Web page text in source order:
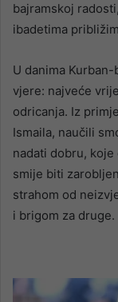
bajramskoj
ibadetima
U danima
vjere: najveće
odricanja. Iz
Ismaila, naučili
nadati dobru,
smije biti
strahom od
i brigom za druge.